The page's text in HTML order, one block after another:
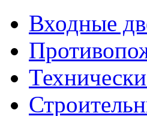
Входные